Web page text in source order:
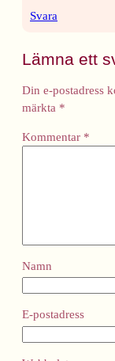
Svara
Lämna ett
Din e-postadress
märkta *
Kommentar *
Namn
E-postadress